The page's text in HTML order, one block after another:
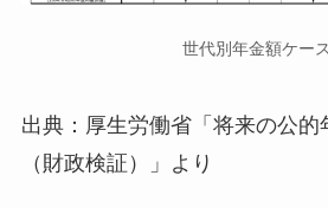
世代別年金額ケー
出典：厚生労働省「将来の公的
（財政検証）」より